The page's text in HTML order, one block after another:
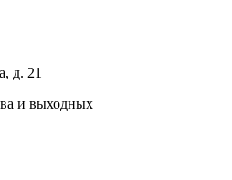
д. 21
и выходных